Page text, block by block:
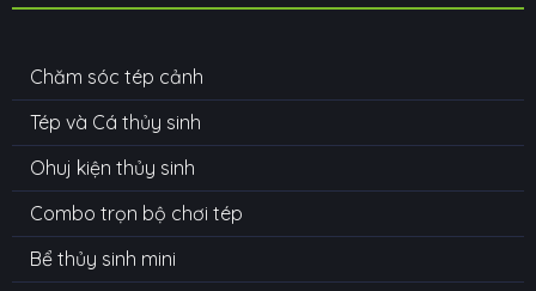
Chăm sóc tép cảnh
Tép và Cá thủy sinh
Ohuj kiện thủy sinh
Combo trọn bộ chơi tép
Bể thủy sinh mini